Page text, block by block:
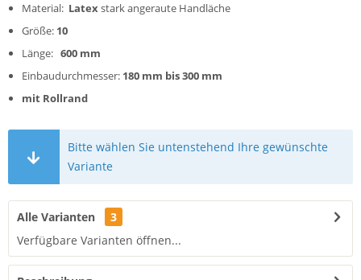
Material: Latexstark angeraute Handläche
Größe: 10
Länge: 600 mm
Einbaudurchmesser: 180 mm bis 300 mm
mit Rollrand
Bitte wählen Sie untenstehend Ihre gewünschte
Variante
Alle Varianten
3
Verfügbare Varianten öffnen...